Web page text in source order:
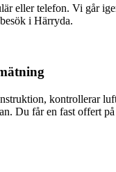
eller telefon. Vi går
i Härryda.
kontrollerar
Du får en fast offert på